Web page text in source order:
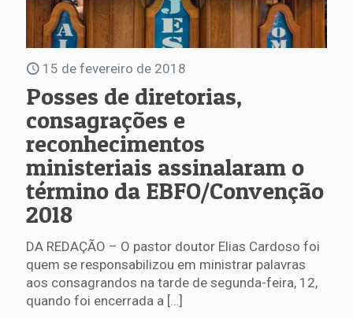
15 de fevereiro de 2018
Posses de diretorias,
consagrações e
reconhecimentos
ministeriais assinalaram o
término da EBFO/Convenção
2018
DA REDAÇÃO – O pastor doutor Elias Cardoso foi
quem se responsabilizou em ministrar palavras
aos consagrandos na tarde de segunda-feira, 12,
quando foi encerrada a […]